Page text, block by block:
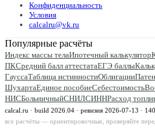
Конфиденциальность
Условия
calcalru@vk.ru
Популярные расчёты
Индекс массы телаИпотечный калькулятор
ПКСредний балл аттестатаЕГЭ баллы
ГауссаТаблица истинностиОблигации
ШухартаЕдиное пособиеСебестоимость
НИСБольничныйСНИЛСИННРасход
calcal.ru · build 2026.04 · ревизия 2026-07-13 ·
все расчёты — ориентировочные, проверяйте